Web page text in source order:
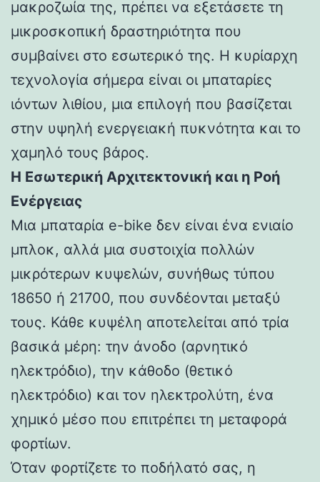
μακροζωία της, πρέπει να εξετάσετε τη
μικροσκοπική δραστηριότητα που
συμβαίνει στο εσωτερικό της. Η κυρίαρχη
τεχνολογία σήμερα είναι οι μπαταρίες
ιόντων λιθίου, μια επιλογή που βασίζεται
στην υψηλή ενεργειακή πυκνότητα και το
χαμηλό τους βάρος.
Η Εσωτερική Αρχιτεκτονική και η Ροή
Ενέργειας
Μια μπαταρία e-bike δεν είναι ένα ενιαίο
μπλοκ, αλλά μια συστοιχία πολλών
μικρότερων κυψελών, συνήθως τύπου
18650 ή 21700, που συνδέονται μεταξύ
τους. Κάθε κυψέλη αποτελείται από τρία
βασικά μέρη: την άνοδο (αρνητικό
ηλεκτρόδιο), την κάθοδο (θετικό
ηλεκτρόδιο) και τον ηλεκτρολύτη, ένα
χημικό μέσο που επιτρέπει τη μεταφορά
φορτίων.
Όταν φορτίζετε το ποδήλατό σας, η